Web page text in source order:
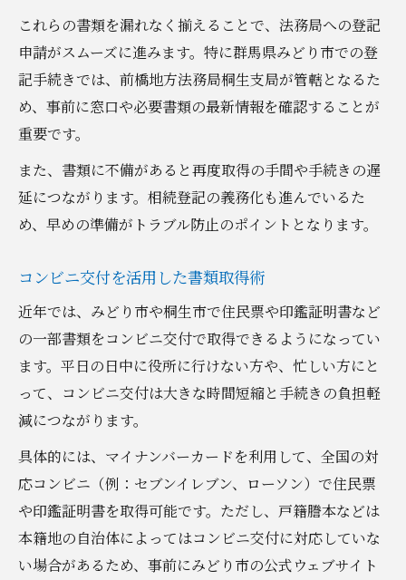
これらの書類を漏れなく揃えることで、法務局への登記
申請がスムーズに進みます。特に群馬県みどり市での登
記手続きでは、前橋地方法務局桐生支局が管轄となるた
め、事前に窓口や必要書類の最新情報を確認することが
重要です。
また、書類に不備があると再度取得の手間や手続きの遅
延につながります。相続登記の義務化も進んでいるた
め、早めの準備がトラブル防止のポイントとなります。
コンビニ交付を活用した書類取得術
近年では、みどり市や桐生市で住民票や印鑑証明書など
の一部書類をコンビニ交付で取得できるようになってい
ます。平日の日中に役所に行けない方や、忙しい方にと
って、コンビニ交付は大きな時間短縮と手続きの負担軽
減につながります。
具体的には、マイナンバーカードを利用して、全国の対
応コンビニ（例：セブンイレブン、ローソン）で住民票
や印鑑証明書を取得可能です。ただし、戸籍謄本などは
本籍地の自治体によってはコンビニ交付に対応していな
い場合があるため、事前にみどり市の公式ウェブサイト